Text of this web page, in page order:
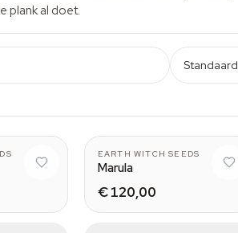
plank al doet.
Standaard
EARTH WITCH SEEDS
Marula
€ 120,00